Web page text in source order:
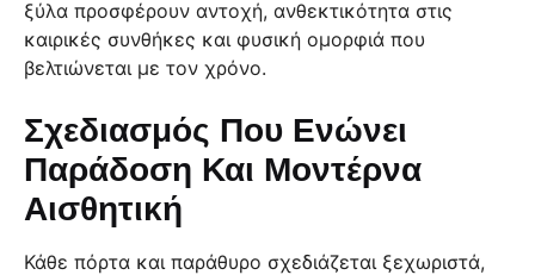
ξύλα προσφέρουν αντοχή, ανθεκτικότητα στις
καιρικές συνθήκες και φυσική ομορφιά που
βελτιώνεται με τον χρόνο.
Σχεδιασμός Που Ενώνει
Παράδοση Και Μοντέρνα
Αισθητική
Κάθε πόρτα και παράθυρο σχεδιάζεται ξεχωριστά,